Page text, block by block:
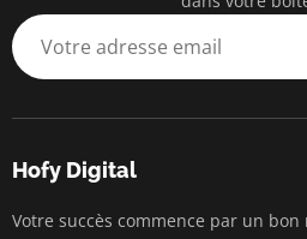
Hofy Digital
Votre succès commence par un